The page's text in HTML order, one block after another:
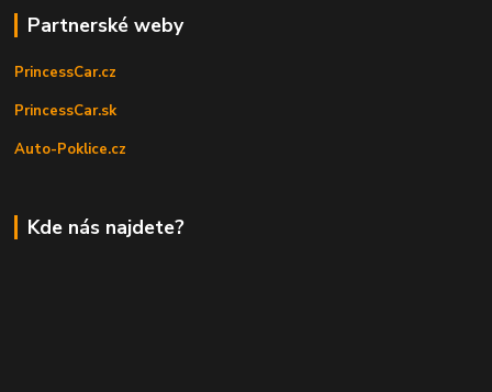
Partnerské weby
PrincessCar.cz
PrincessCar.sk
Auto-Poklice.cz
Kde nás najdete?